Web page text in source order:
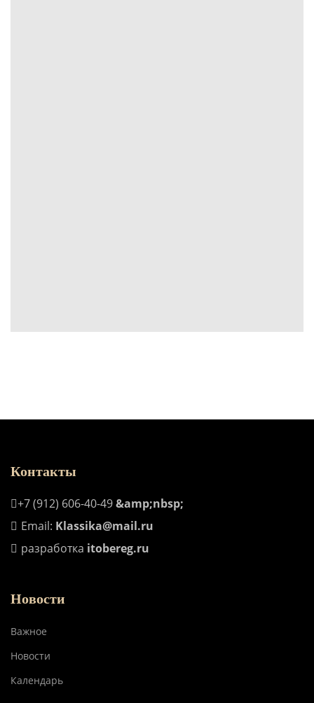
Контакты
+7 (912) 606-40-49&amp;nbsp;
Email: Klassika@mail.ru
разработка itobereg.ru
Новости
Важное
Новости
Календарь